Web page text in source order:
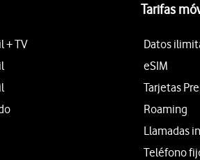
+ TV
Tarifas
Datos
eSIM
Tarjetas
Roaming
Llamadas
Teléfono